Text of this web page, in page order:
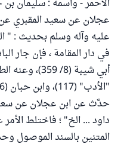
الأحمر - واسمه : سليمان
عجلان عن سعيد المقبري
عليه وآله وسلم بحديث : "
في دار المقامة ، فإن جار
حدَّث عن ابن عجلان عن
داود ... الخ" ؛ فاختلط
المتنين بالسند الموصول